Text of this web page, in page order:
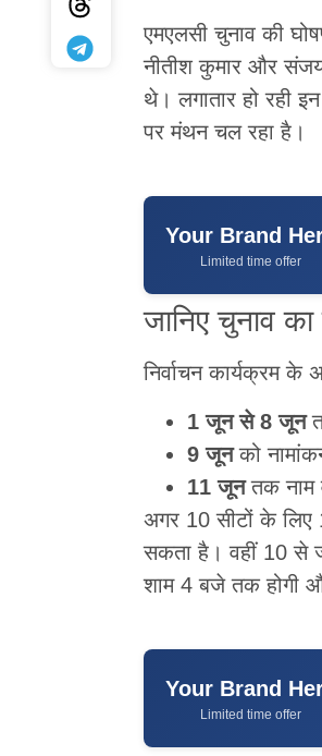
एमएलसी चुनाव की
नीतीश कुमार और
थे। लगातार हो रही
पर मंथन चल रहा है।
Your Brand
Limited time offer
जानिए चुनाव
निर्वाचन कार्यक्रम के
1 जून से 8 जून
9 जूनको
11 जूनतक नाम
अगर 10 सीटों के लिए
सकता है। वहीं 10 से
शाम 4 बजे तक होगी
Your Brand
Limited time offer